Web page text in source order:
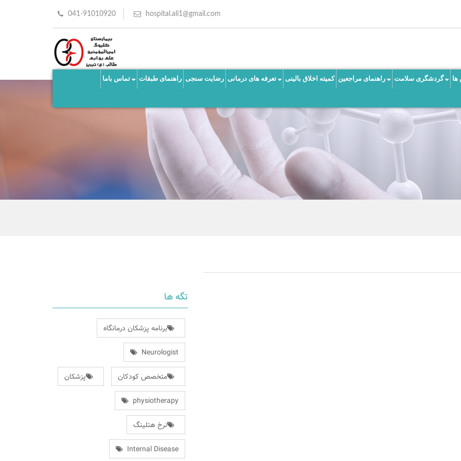
hospital.ali1@gmail.com
041-91010920
گردشگری سلامت راهنمای مراجعین کمیته اخلاق بالینی تعرفه های درمانی رضایت سنجی راهنمای طبقات تماس باما
تگه ها
برنامه پزشکان درمانگاه
Neurologist
متخصص کودکان پزشکان
physiotherapy
نرخ هتلینگ
Internal Disease